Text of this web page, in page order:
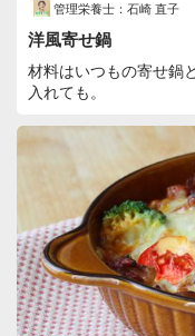
管理栄養士：石崎 直子
洋風寄せ鍋
材料はいつもの寄せ鍋
入れても。